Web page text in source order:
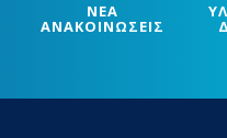
ΝΕΑ
ΑΝΑΚΟΙΝΩΣΕΙΣ